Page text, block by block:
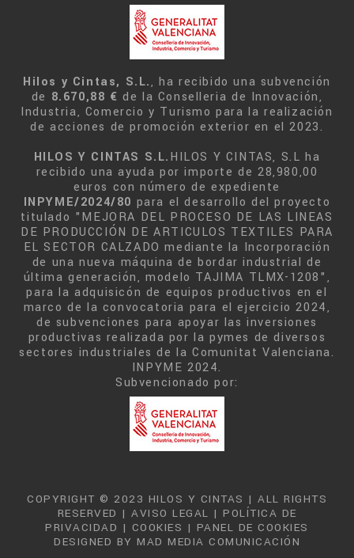
Hilos y Cintas, S.L., ha recibido una subvención
de 8.670,88 € de la Conselleria de Innovación,
Industria, Comercio y Turismo para la realización
de acciones de promoción exterior en el 2023.
HILOS Y CINTAS S.L.HILOS Y CINTAS, S.L ha
recibido una ayuda por importe de 28,980,00
euros con número de expediente
INPYME/2024/80 para el desarrollo del proyecto
titulado "MEJORA DEL PROCESO DE LAS LINEAS
DE PRODUCCIÓN DE ARTICULOS TEXTILES PARA
EL SECTOR CALZADO mediante la Incorporación
de una nueva máquina de bordar industrial de
última generación, modelo TAJIMA TLMX-1208",
para la adquisicón de equipos productivos en el
marco de la convocatoria para el ejercicio 2024,
de subvenciones para apoyar las inversiones
productivas realizada por la pymes de diversos
sectores industriales de la Comunitat Valenciana.
INPYME 2024.
Subvencionado por:
COPYRIGHT © 2023 HILOS Y CINTAS | ALL RIGHTS
RESERVED | AVISO LEGAL | POLÍTICA DE
PRIVACIDAD | COOKIES | PANEL DE COOKIES
DESIGNED BY MAD MEDIA COMUNICACIÓN